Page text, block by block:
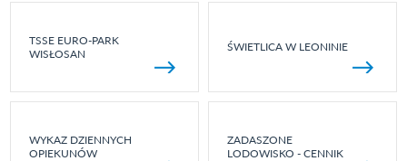
TSSE EURO-PARK
WISŁOSAN
ŚWIETLICA W LEONINIE
WYKAZ DZIENNYCH
OPIEKUNÓW
ZADASZONE
LODOWISKO - CENNIK